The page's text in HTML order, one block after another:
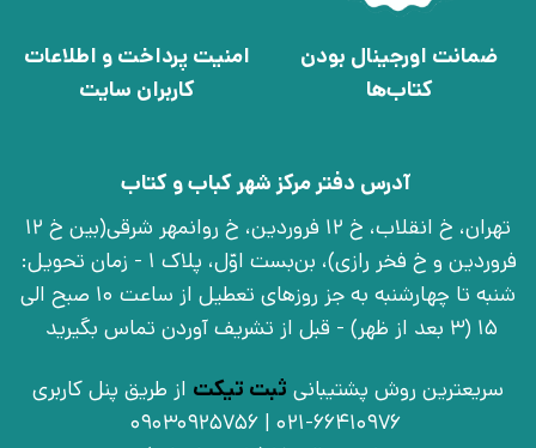
ضمانت اورجینال بودن
کتاب‌ها
امنیت پرداخت و اطلاعات
کاربران سایت
آدرس دفتر مرکز شهر کباب و کتاب
تهران، خ انقلاب، خ 12 فروردین، خ روانمهر شرقی(بین خ 12
فروردین و خ فخر رازی)، بن‌بست اوّل، پلاک 1 - زمان تحویل:
شنبه تا چهارشنبه به جز روزهای تعطیل از ساعت 10 صبح الی
15 (3 بعد از ظهر) - قبل از تشریف آوردن تماس بگیرید
سریعترین روش پشتیبانی ثبت تیکت از طریق پنل کاربری
021-66410976 | 09030925756